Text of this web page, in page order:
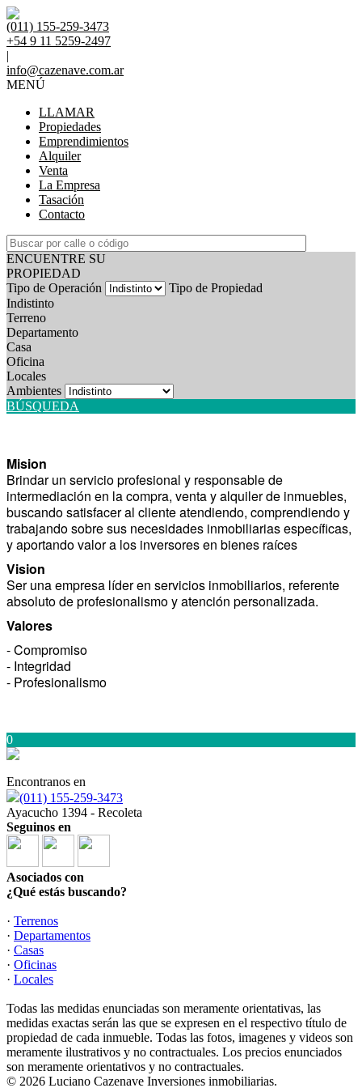
(011) 155-259-3473
+54 9 11 5259-2497
|
info@cazenave.com.ar
MENÚ
LLAMAR
Propiedades
Emprendimientos
Alquiler
Venta
La Empresa
Tasación
Contacto
ENCUENTRE SU
PROPIEDAD
Tipo de Operación
Tipo de Propiedad
Indistinto
Terreno
Departamento
Casa
Oficina
Locales
Ambientes
BÚSQUEDA
Mision
Brindar un servicio profesional y responsable de
intermediación en la compra, venta y alquiler de inmuebles,
buscando satisfacer al cliente atendiendo, comprendiendo y
trabajando sobre sus necesidades inmobiliarias específicas,
y aportando valor a los inversores en bienes raíces
Vision
Ser una empresa líder en servicios inmobiliarios, referente
absoluto de profesionalismo y atención personalizada.
Valores
- Compromiso
- Integridad
- Profesionalismo
0
Encontranos en
(011) 155-259-3473
Ayacucho 1394 - Recoleta
Seguinos en
Asociados con
¿Qué estás buscando?
· Terrenos
· Departamentos
· Casas
· Oficinas
· Locales
Todas las medidas enunciadas son meramente orientativas, las
medidas exactas serán las que se expresen en el respectivo título de
propiedad de cada inmueble. Todas las fotos, imagenes y videos son
meramente ilustrativos y no contractuales. Los precios enunciados
son meramente orientativos y no contractuales.
© 2026 Luciano Cazenave Inversiones inmobiliarias.